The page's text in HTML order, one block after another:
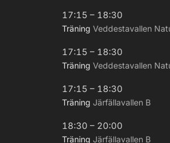
17:15 – 18:30
Träning Veddestavallen
17:15 – 18:30
Träning Veddestavallen
17:15 – 18:30
Träning Järfällavallen B
18:30 – 20:00
Träning Järfällavallen B